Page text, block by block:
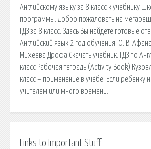
Английскому языку за 8 класс к учебнику
программы. Добро пожаловать на
ГДЗ за 8 класс. Здесь Вы найдете готовые
Английский язык 2 год обучения. О. В.
Михеева Дрофа Скачать учебник. ГДЗ по
класс Рабочая тетрадь (Activity Book)
класс – применение в учёбе. Если ребенку
учителем или много времени.
Links to Important Stuff